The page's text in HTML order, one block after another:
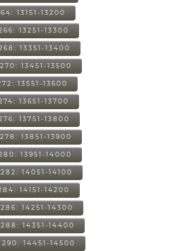
13151-13200
13251-13300
13351-13400
270: 13451-13500
13551-13600
13651-13700
13751-13800
278: 13851-13900
13951-14000
282: 14051-14100
14151-14200
286: 14251-14300
288: 14351-14400
290: 14451-14500